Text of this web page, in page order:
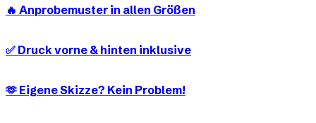
🔥 Anprobemuster in allen Größen
✅ Druck vorne & hinten inklusive
🫶 Eigene Skizze? Kein Problem!